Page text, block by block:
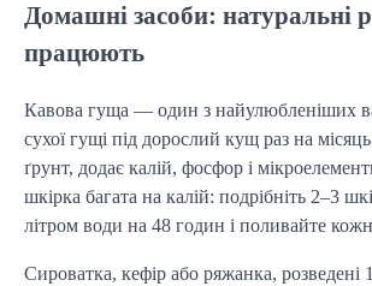
Домашні засоби: натуральні
працюють
Кавова гуща — один з найулюбленіших
сухої гущі під дорослий кущ раз на
ґрунт, додає калій, фосфор і
шкірка багата на калій: подрібніть 2–3
літром води на 48 годин і поливайте
Сироватка, кефір або ряжанка, розведені